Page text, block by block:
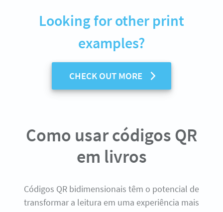
Looking for other print
examples?
CHECK OUT MORE
Como usar códigos QR
em livros
Códigos QR bidimensionais têm o potencial de
transformar a leitura em uma experiência mais